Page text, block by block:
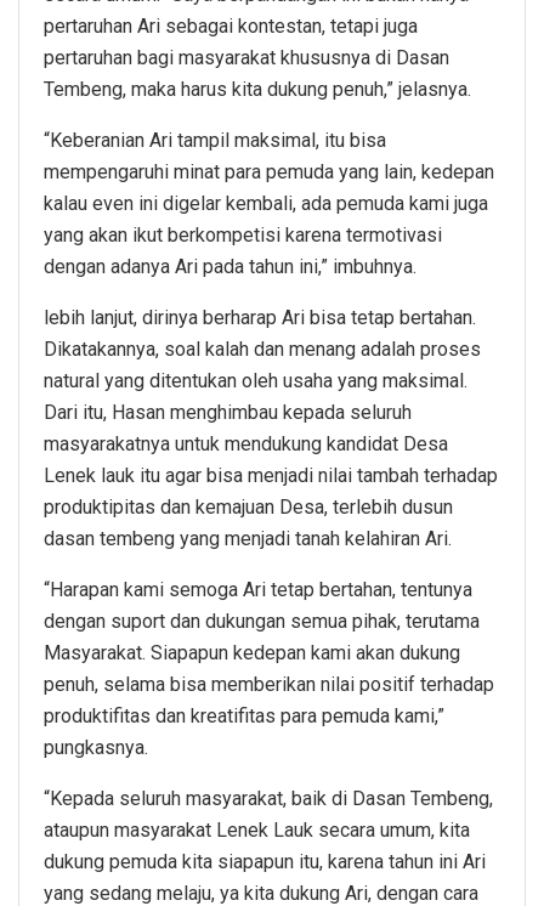
pertaruhan Ari sebagai kontestan, tetapi juga
pertaruhan bagi masyarakat khususnya di Dasan
Tembeng, maka harus kita dukung penuh,” jelasnya.
“Keberanian Ari tampil maksimal, itu bisa
mempengaruhi minat para pemuda yang lain, kedepan
kalau even ini digelar kembali, ada pemuda kami juga
yang akan ikut berkompetisi karena termotivasi
dengan adanya Ari pada tahun ini,” imbuhnya.
lebih lanjut, dirinya berharap Ari bisa tetap bertahan.
Dikatakannya, soal kalah dan menang adalah proses
natural yang ditentukan oleh usaha yang maksimal.
Dari itu, Hasan menghimbau kepada seluruh
masyarakatnya untuk mendukung kandidat Desa
Lenek lauk itu agar bisa menjadi nilai tambah terhadap
produktipitas dan kemajuan Desa, terlebih dusun
dasan tembeng yang menjadi tanah kelahiran Ari.
“Harapan kami semoga Ari tetap bertahan, tentunya
dengan suport dan dukungan semua pihak, terutama
Masyarakat. Siapapun kedepan kami akan dukung
penuh, selama bisa memberikan nilai positif terhadap
produktifitas dan kreatifitas para pemuda kami,”
pungkasnya.
“Kepada seluruh masyarakat, baik di Dasan Tembeng,
ataupun masyarakat Lenek Lauk secara umum, kita
dukung pemuda kita siapapun itu, karena tahun ini Ari
yang sedang melaju, ya kita dukung Ari, dengan cara